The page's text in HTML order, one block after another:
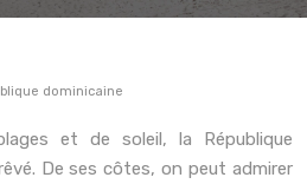
dominicaine
et de soleil, la République
De ses côtes, on peut admirer